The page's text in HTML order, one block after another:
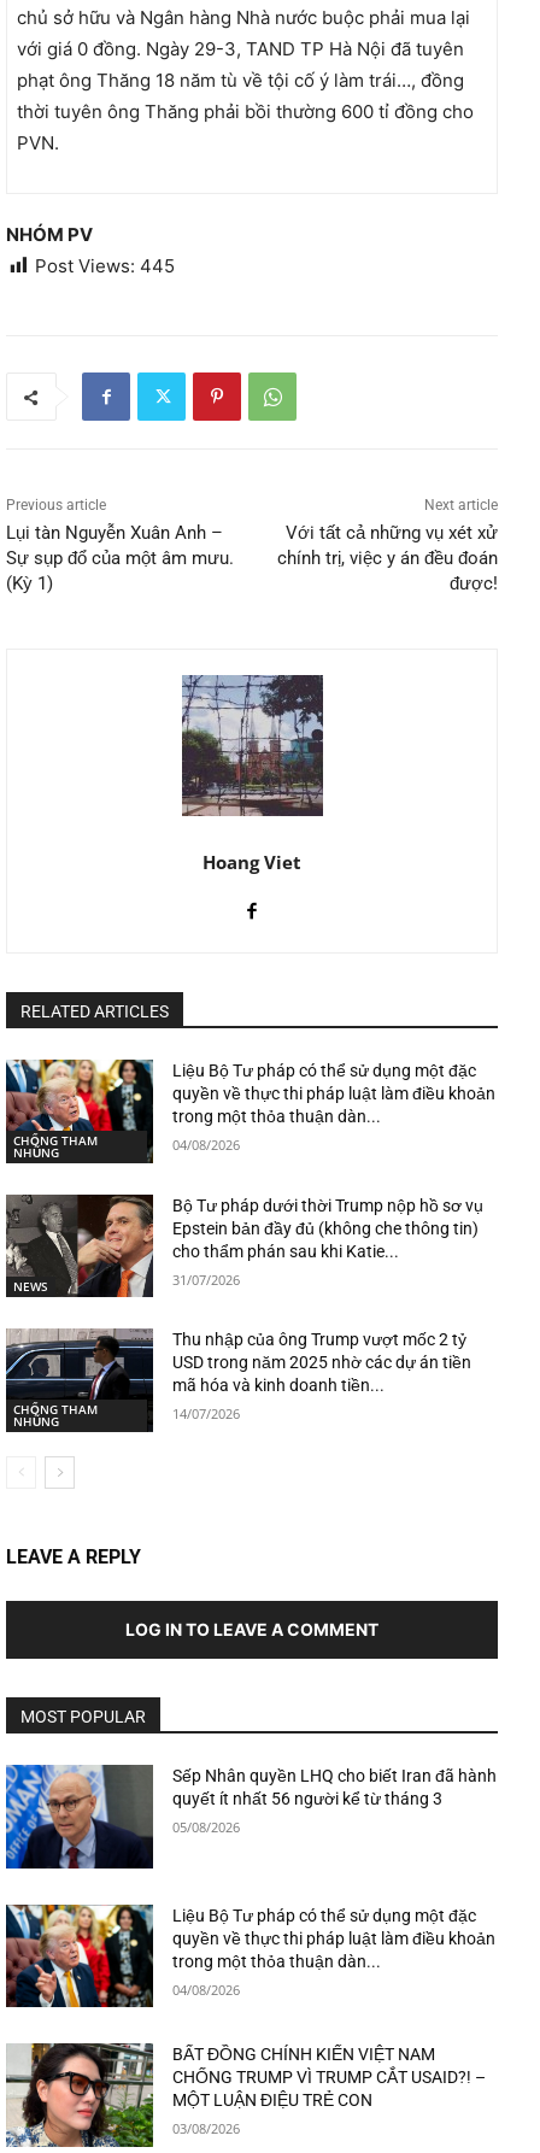
chủ sở hữu và Ngân hàng Nhà nước buộc phải mua lại
với giá 0 đồng. Ngày 29-3, TAND TP Hà Nội đã tuyên
phạt ông Thăng 18 năm tù về tội cố ý làm trái…, đồng
thời tuyên ông Thăng phải bồi thường 600 tỉ đồng cho
PVN.
NHÓM PV
Post Views: 445
Previous article
Lụi tàn Nguyễn Xuân Anh –
Sự sụp đổ của một âm mưu.
(Kỳ 1)
Next article
Với tất cả những vụ xét xử
chính trị, việc y án đều đoán
được!
Hoang Viet
RELATED ARTICLES
CHỐNG THAM
NHŨNG
Liệu Bộ Tư pháp có thể sử dụng một đặc
quyền về thực thi pháp luật làm điều khoản
trong một thỏa thuận dàn...
04/08/2026
NEWS
Bộ Tư pháp dưới thời Trump nộp hồ sơ vụ
Epstein bản đầy đủ (không che thông tin)
cho thẩm phán sau khi Katie...
31/07/2026
CHỐNG THAM
NHŨNG
Thu nhập của ông Trump vượt mốc 2 tỷ
USD trong năm 2025 nhờ các dự án tiền
mã hóa và kinh doanh tiền...
14/07/2026
LEAVE A REPLY
LOG IN TO LEAVE A COMMENT
MOST POPULAR
Sếp Nhân quyền LHQ cho biết Iran đã hành
quyết ít nhất 56 người kể từ tháng 3
05/08/2026
Liệu Bộ Tư pháp có thể sử dụng một đặc
quyền về thực thi pháp luật làm điều khoản
trong một thỏa thuận dàn...
04/08/2026
BẤT ĐỒNG CHÍNH KIẾN VIỆT NAM
CHỐNG TRUMP VÌ TRUMP CẮT USAID?! –
MỘT LUẬN ĐIỆU TRẺ CON
03/08/2026